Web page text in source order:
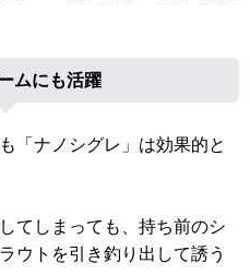
ムにも活躍
「ナノシグレ」は効果的と
てしまっても、持ち前のシ
ウトを引き釣り出して誘う